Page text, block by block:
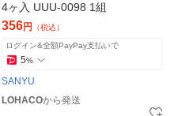
4ヶ入 UUU-0098 1組
356円 （税込）
ログイン&全額PayPay支払いで
5%
SANYU
LOHACOから発送